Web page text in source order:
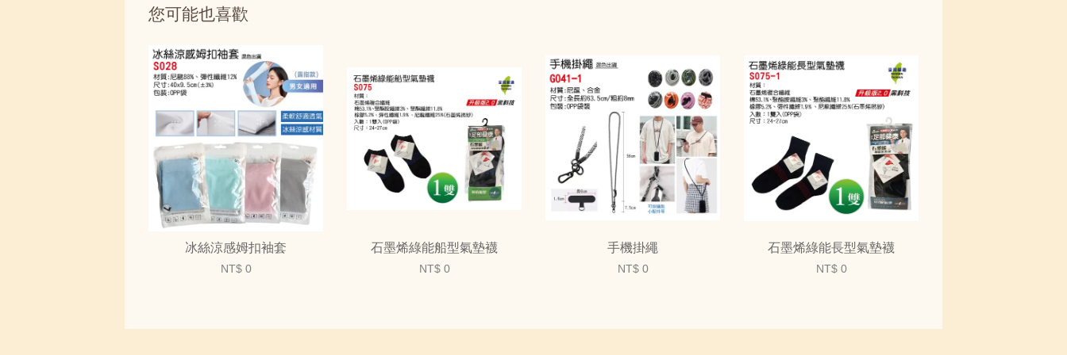
您可能也喜歡
冰絲涼感姆扣袖套
NT$ 0
石墨烯綠能船型氣墊襪
NT$ 0
手機掛繩
NT$ 0
石墨烯綠能長型氣墊襪
NT$ 0